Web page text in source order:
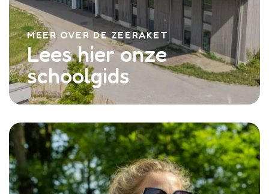
MEER OVER DE ZEERAKET
Lees hier onze
schoolgids